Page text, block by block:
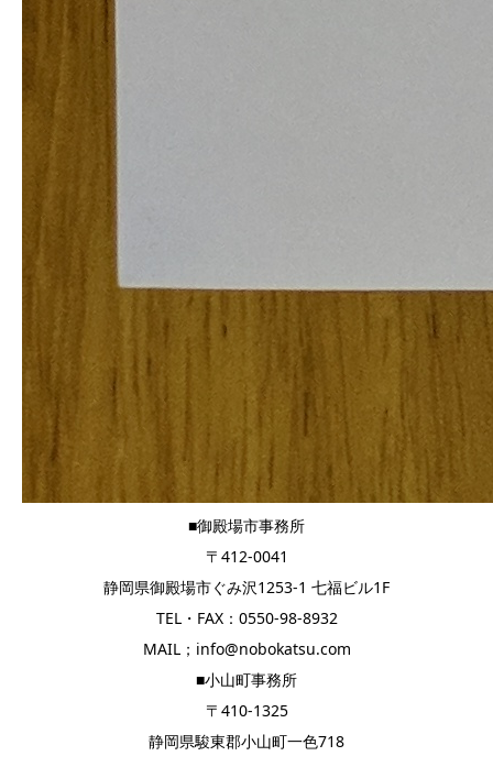
■御殿場市事務所
〒412-0041
静岡県御殿場市ぐみ沢1253-1 七福ビル1F
TEL・FAX：0550-98-8932
MAIL；info@nobokatsu.com
■小山町事務所
〒410-1325
静岡県駿東郡小山町一色718